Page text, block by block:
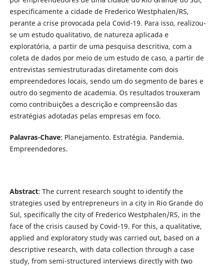
especificamente a cidade de Frederico Westphalen/RS,
perante a crise provocada pela Covid-19. Para isso, realizou-
se um estudo qualitativo, de natureza aplicada e
exploratória, a partir de uma pesquisa descritiva, com a
coleta de dados por meio de um estudo de caso, a partir de
entrevistas semiestruturadas diretamente com dois
empreendedores locais, sendo um do segmento de bares e
outro do segmento de academia. Os resultados trouxeram
como contribuições a descrição e compreensão das
estratégias adotadas pelas empresas em foco.
Palavras-Chave: Planejamento. Estratégia. Pandemia.
Empreendedores.
Abstract: The current research sought to identify the
strategies used by entrepreneurs in a city in Rio Grande do
Sul, specifically the city of Frederico Westphalen/RS, in the
face of the crisis caused by Covid-19. For this, a qualitative,
applied and exploratory study was carried out, based on a
descriptive research, with data collection through a case
study, from semi-structured interviews directly with two